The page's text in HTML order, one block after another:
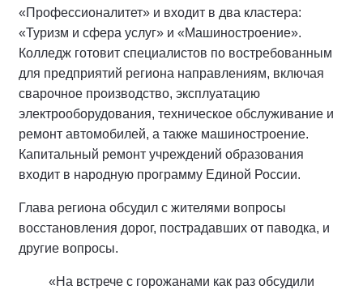
«Профессионалитет» и входит в два кластера:
«Туризм и сфера услуг» и «Машиностроение».
Колледж готовит специалистов по востребованным
для предприятий региона направлениям, включая
сварочное производство, эксплуатацию
электрооборудования, техническое обслуживание и
ремонт автомобилей, а также машиностроение.
Капитальный ремонт учреждений образования
входит в народную программу Единой России.
Глава региона обсудил с жителями вопросы
восстановления дорог, пострадавших от паводка, и
другие вопросы.
«На встрече с горожанами как раз обсудили